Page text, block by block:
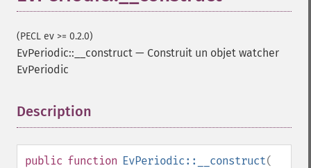
(PECL ev >= 0.2.0)
EvPeriodic::__construct — Construit un objet watcher
EvPeriodic
Description
public function EvPeriodic::__construct(